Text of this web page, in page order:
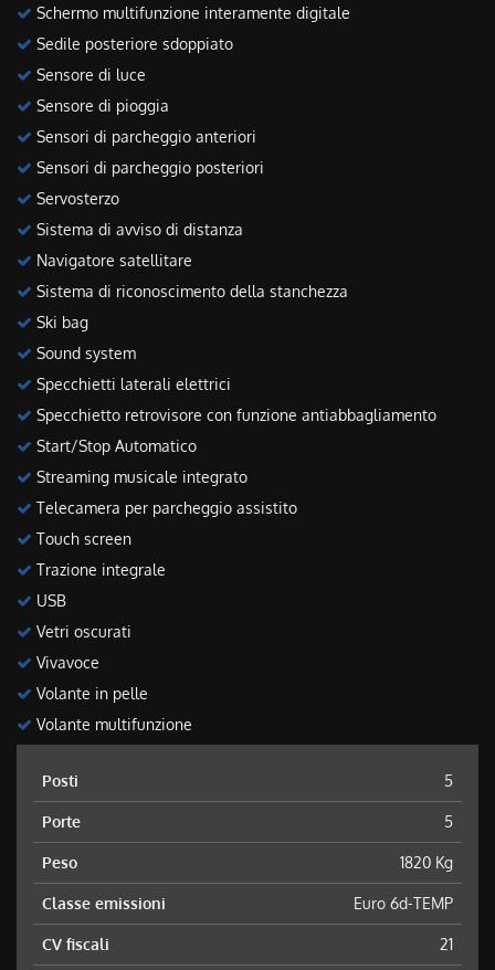
Schermo multifunzione interamente digitale
Sedile posteriore sdoppiato
Sensore di luce
Sensore di pioggia
Sensori di parcheggio anteriori
Sensori di parcheggio posteriori
Servosterzo
Sistema di avviso di distanza
Navigatore satellitare
Sistema di riconoscimento della stanchezza
Ski bag
Sound system
Specchietti laterali elettrici
Specchietto retrovisore con funzione antiabbagliamento
Start/Stop Automatico
Streaming musicale integrato
Telecamera per parcheggio assistito
Touch screen
Trazione integrale
USB
Vetri oscurati
Vivavoce
Volante in pelle
Volante multifunzione
Posti 5
Porte 5
Peso 1820 Kg
Classe emissioni Euro 6d-TEMP
CV fiscali 21